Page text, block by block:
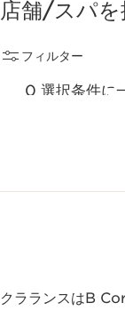
店舗/スパを
フィルター
0 選択条件に
クラランスはB